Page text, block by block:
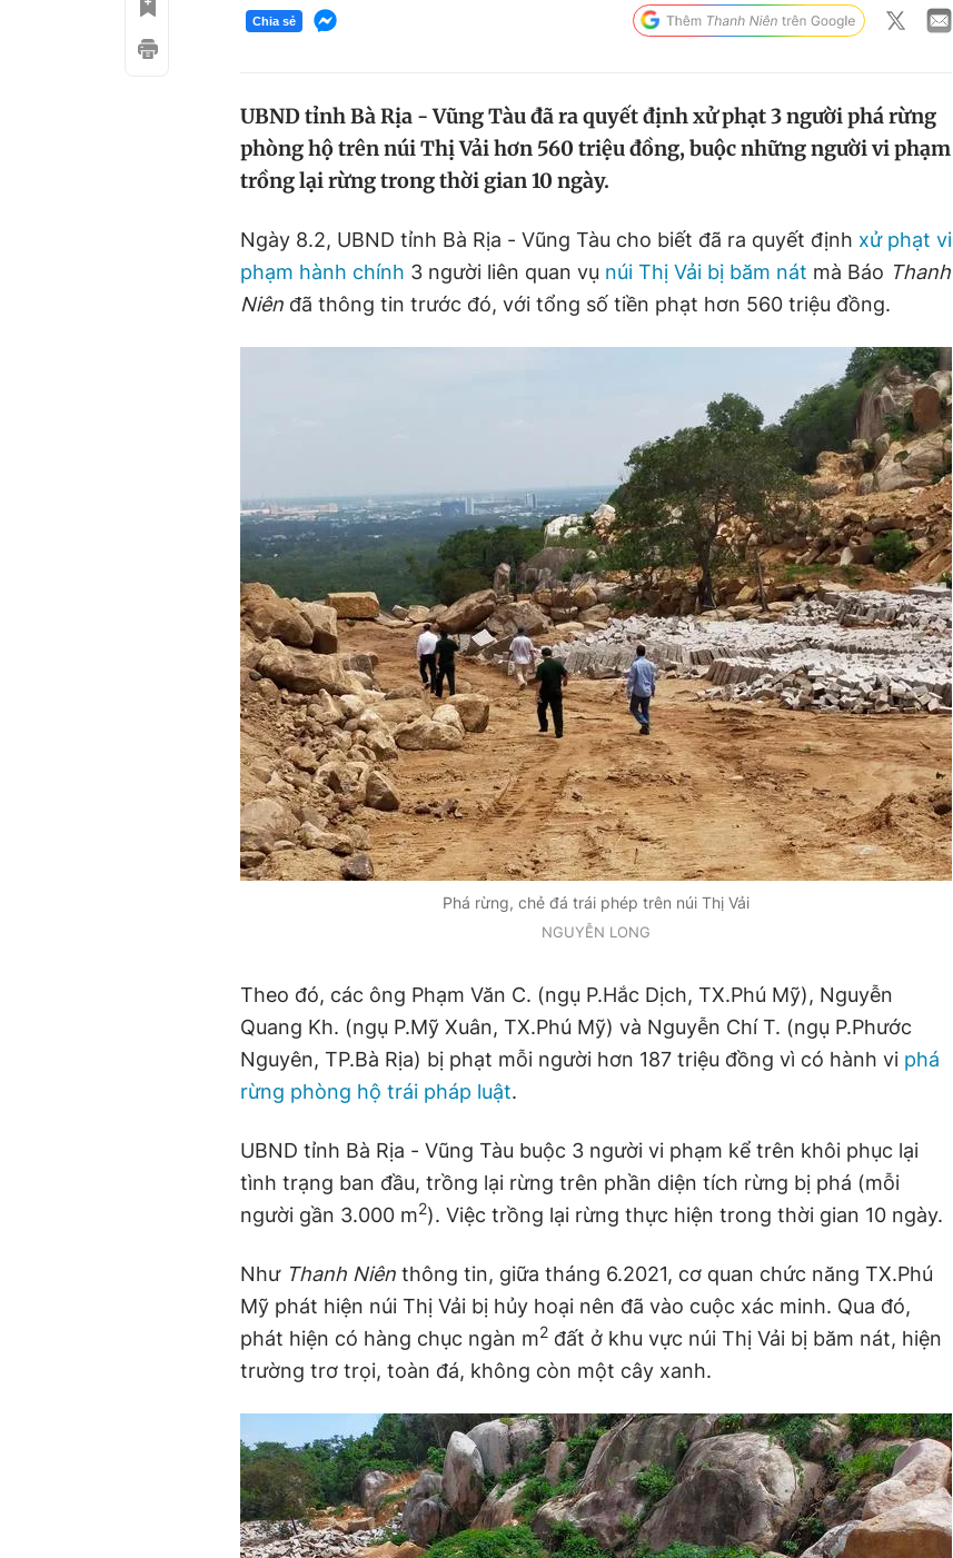
Chia sẻ
UBND tỉnh Bà Rịa - Vũng Tàu đã ra quyết định xử phạt 3 người phá rừng
phòng hộ trên núi Thị Vải hơn 560 triệu đồng, buộc những người vi phạm
trồng lại rừng trong thời gian 10 ngày.
Ngày 8.2, UBND tỉnh Bà Rịa - Vũng Tàu cho biết đã ra quyết định xử phạt vi
phạm hành chính 3 người liên quan vụ núi Thị Vải bị băm nát mà Báo Thanh
Niên đã thông tin trước đó, với tổng số tiền phạt hơn 560 triệu đồng.
Phá rừng, chẻ đá trái phép trên núi Thị Vải
NGUYỄN LONG
Theo đó, các ông Phạm Văn C. (ngụ P.Hắc Dịch, TX.Phú Mỹ), Nguyễn
Quang Kh. (ngụ P.Mỹ Xuân, TX.Phú Mỹ) và Nguyễn Chí T. (ngụ P.Phước
Nguyên, TP.Bà Rịa) bị phạt mỗi người hơn 187 triệu đồng vì có hành vi phá
rừng phòng hộ trái pháp luật.
UBND tỉnh Bà Rịa - Vũng Tàu buộc 3 người vi phạm kể trên khôi phục lại
tình trạng ban đầu, trồng lại rừng trên phần diện tích rừng bị phá (mỗi
người gần 3.000 m2). Việc trồng lại rừng thực hiện trong thời gian 10 ngày.
Như Thanh Niên thông tin, giữa tháng 6.2021, cơ quan chức năng TX.Phú
Mỹ phát hiện núi Thị Vải bị hủy hoại nên đã vào cuộc xác minh. Qua đó,
phát hiện có hàng chục ngàn m2 đất ở khu vực núi Thị Vải bị băm nát, hiện
trường trơ trọi, toàn đá, không còn một cây xanh.